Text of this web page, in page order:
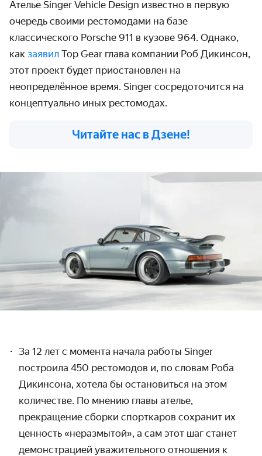
Ателье Singer Vehicle Design известно в первую
очередь своими рестомодами на базе
классического Porsche 911 в кузове 964. Однако,
как заявил Top Gear глава компании Роб Дикинсон,
этот проект будет приостановлен на
неопределённое время. Singer сосредоточится на
концептуально иных рестомодах.
Читайте нас в Дзене!
За 12 лет с момента начала работы Singer
построила 450 рестомодов и, по словам Роба
Дикинсона, хотела бы остановиться на этом
количестве. По мнению главы ателье,
прекращение сборки спорткаров сохранит их
ценность «неразмытой», а сам этот шаг станет
демонстрацией уважительного отношения к